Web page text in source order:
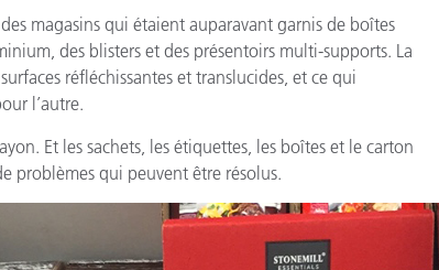
magasins qui étaient auparavant garnis de boîtes
des blisters et des présentoirs multi-supports. La
réfléchissantes et translucides, et ce qui
l’autre.
Et les sachets, les étiquettes, les boîtes et le carton
problèmes qui peuvent être résolus.